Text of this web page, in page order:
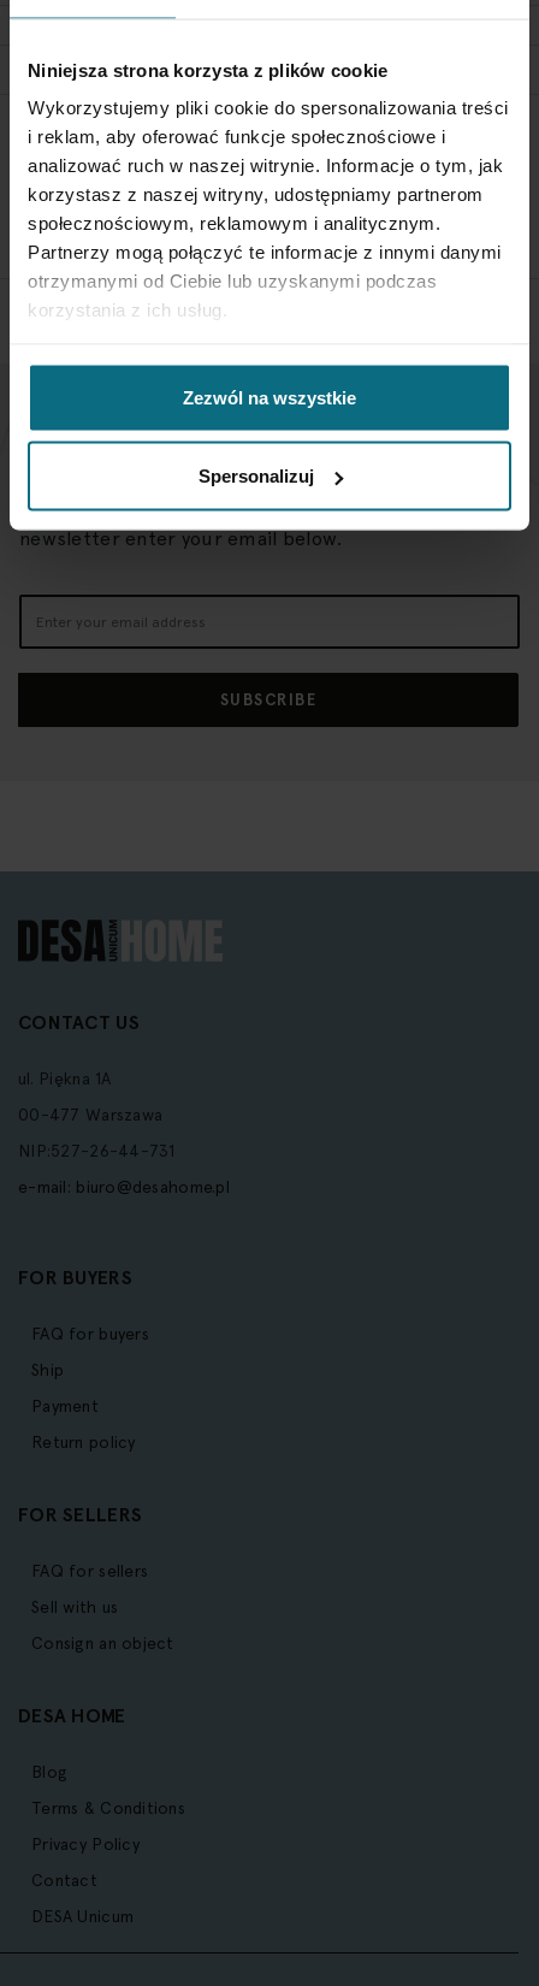
Niniejsza strona korzysta z plików cookie
Wykorzystujemy pliki cookie do spersonalizowania treści
i reklam, aby oferować funkcje społecznościowe i
analizować ruch w naszej witrynie. Informacje o tym, jak
korzystasz z naszej witryny, udostępniamy partnerom
społecznościowym, reklamowym i analitycznym.
Partnerzy mogą połączyć te informacje z innymi danymi
otrzymanymi od Ciebie lub uzyskanymi podczas
korzystania z ich usług.
Zezwól na wszystkie
Spersonalizuj
DETAILS
RETURN POLICY
If you wish to return a product, please contact Service
Department 3 days from the shipment arrival.
NEWSLETTER
If you want to be up to date, sign up to receive our
newsletter enter your email below.
Up
SUBSCRIBE
CONTACT US
ul. Piękna 1A
00-477 Warszawa
NIP:527-26-44-731
e-mail: biuro@desahome.pl
FOR BUYERS
FAQ for buyers
Ship
Payment
Return policy
FOR SELLERS
FAQ for sellers
Sell with us
Consign an object
DESA HOME
Blog
Terms & Conditions
Privacy Policy
Contact
DESA Unicum